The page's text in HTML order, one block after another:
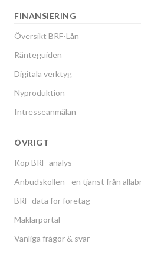
FINANSIERING
Översikt BRF-Lån
Ränteguiden
Digitala verktyg
Nyproduktion
Intresseanmälan
ÖVRIGT
Köp BRF-analys
Anbudskollen - en tjänst från
BRF-data för företag
Mäklarportal
Vanliga frågor & svar